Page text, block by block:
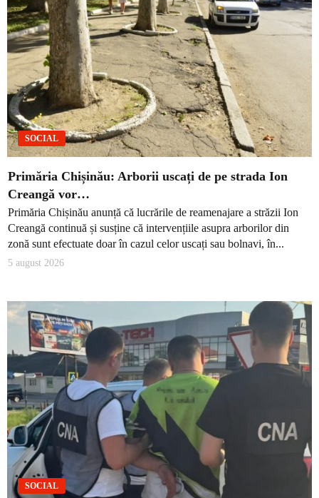
SOCIAL
Primăria Chișinău: Arborii uscați de pe strada Ion
Creangă vor…
Primăria Chișinău anunță că lucrările de reamenajare a străzii Ion
Creangă continuă și susține că intervențiile asupra arborilor din
zonă sunt efectuate doar în cazul celor uscați sau bolnavi, în...
5 august 2026
SOCIAL